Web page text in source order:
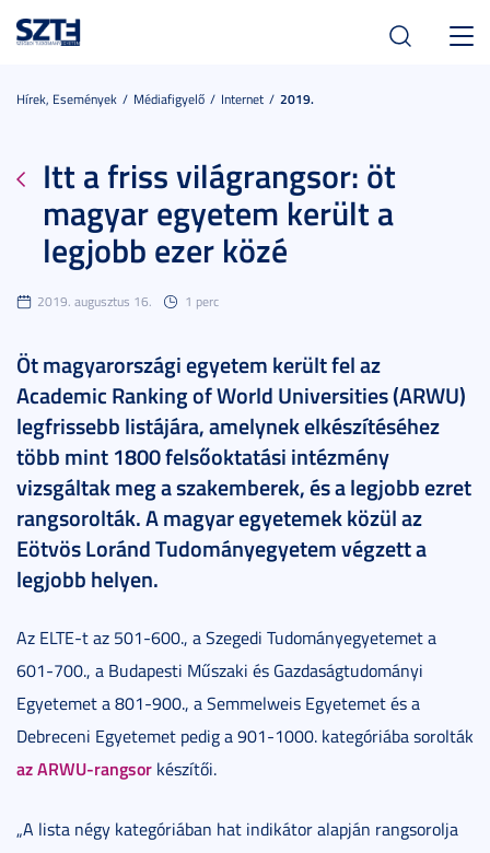
Hírek, Események Médiafigyelő Internet 2019.
Itt a friss világrangsor: öt
magyar egyetem került a
legjobb ezer közé
2019. augusztus 16. 1 perc
Öt magyarországi egyetem került fel az
Academic Ranking of World Universities (ARWU)
legfrissebb listájára, amelynek elkészítéséhez
több mint 1800 felsőoktatási intézmény
vizsgáltak meg a szakemberek, és a legjobb ezret
rangsorolták. A magyar egyetemek közül az
Eötvös Loránd Tudományegyetem végzett a
legjobb helyen.
Az ELTE-t az 501-600., a Szegedi Tudományegyetemet a
601-700., a Budapesti Műszaki és Gazdaságtudományi
Egyetemet a 801-900., a Semmelweis Egyetemet és a
Debreceni Egyetemet pedig a 901-1000. kategóriába sorolták
az ARWU-rangsor készítői.
„A lista négy kategóriában hat indikátor alapján rangsorolja